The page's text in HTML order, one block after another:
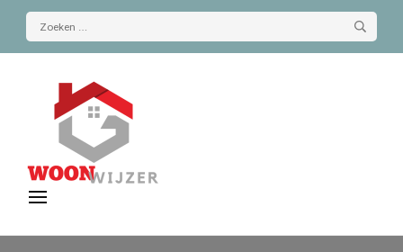
Zoeken
naar:
De-woonwijzer.nl
| Lees alles op het gebied van wonen